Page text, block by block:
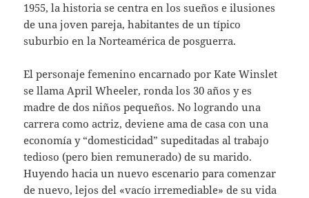
1955, la historia se centra en los sueños e ilusiones
de una joven pareja, habitantes de un típico
suburbio en la Norteamérica de posguerra.
El personaje femenino encarnado por Kate Winslet
se llama April Wheeler, ronda los 30 años y es
madre de dos niños pequeños. No logrando una
carrera como actriz, deviene ama de casa con una
economía y “domesticidad” supeditadas al trabajo
tedioso (pero bien remunerado) de su marido.
Huyendo hacia un nuevo escenario para comenzar
de nuevo, lejos del «vacío irremediable» de su vida